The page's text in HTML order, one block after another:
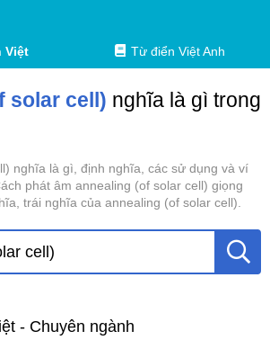
Việt Từ điển Việt Anh
solar cell) nghĩa là gì trong
nghĩa là gì, định nghĩa, các sử dụng và ví
phát âm annealing (of solar cell) giọng
trái nghĩa của annealing (of solar cell).
- Chuyên ngành